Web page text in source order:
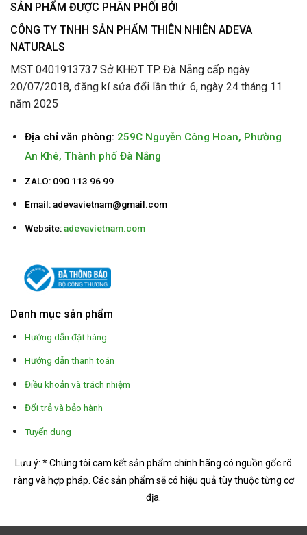
SẢN PHẨM ĐƯỢC PHÂN PHỐI BỞI
CÔNG TY TNHH SẢN PHẨM THIÊN NHIÊN ADEVA
NATURALS
MST 0401913737 Sở KHĐT TP. Đà Nẵng cấp ngày
20/07/2018, đăng kí sửa đổi lần thứ: 6, ngày 24 tháng 11
năm 2025
Địa chỉ văn phòng: 259C Nguyễn Công Hoan, Phường
An Khê, Thành phố Đà Nẵng
ZALO: 090 113 96 99
Email: adevavietnam@gmail.com
Website: adevavietnam.com
Danh mục sản phẩm
Hướng dẫn đặt hàng
Hướng dẫn thanh toán
Điều khoản và trách nhiệm
Đổi trả và bảo hành
Tuyển dụng
Lưu ý: * Chúng tôi cam kết sản phẩm chính hãng có nguồn gốc rõ
ràng và hợp pháp. Các sản phẩm sẽ có hiệu quả tùy thuộc từng cơ
địa.